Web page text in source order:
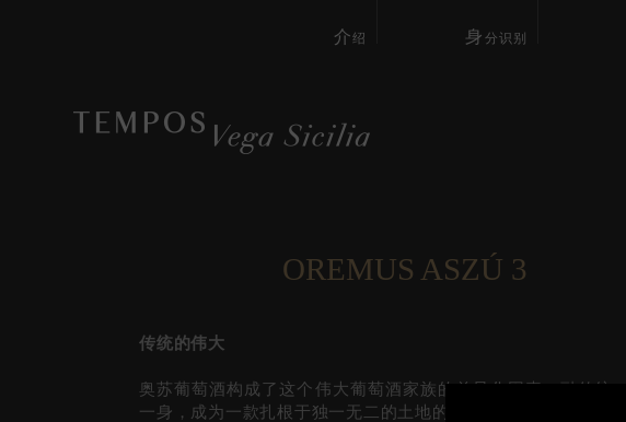
介绍 身 分识别
OREMUS ASZÚ 3
传统的伟大
奥苏葡萄酒构成了这个伟大葡萄酒家族的差异化因素。融传统
一身，成为一款扎根于独一无二的土地的杰出的葡萄酒。